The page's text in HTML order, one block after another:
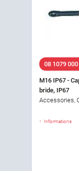
08 1079
M16 IP67 -
bride, IP67
Accessories,
Informations